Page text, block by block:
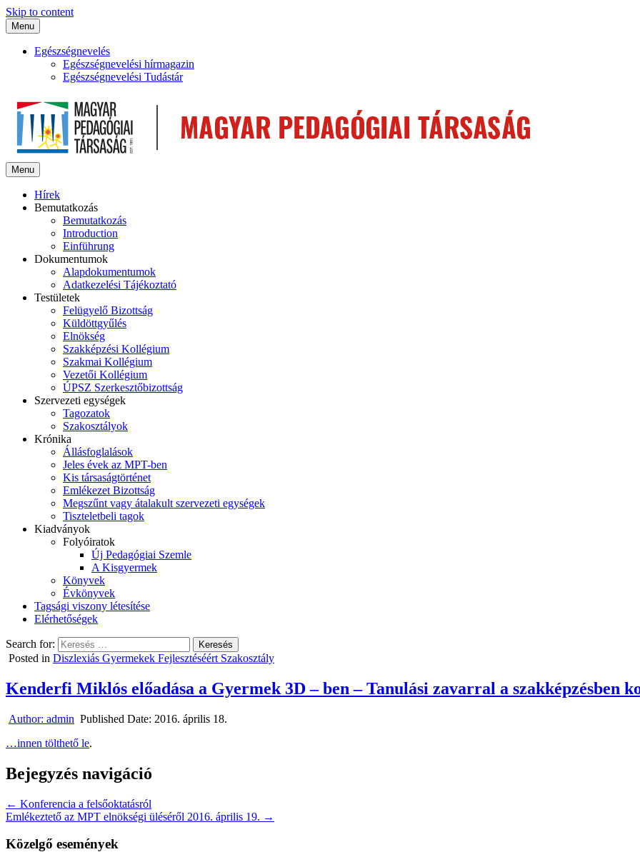
Skip to content
Menu
Egészségnevelés
Egészségnevelési hírmagazin
Egészségnevelési Tudástár
Menu
Hírek
Bemutatkozás
Bemutatkozás
Introduction
Einführung
Dokumentumok
Alapdokumentumok
Adatkezelési Tájékoztató
Testületek
Felügyelő Bizottság
Küldöttgyűlés
Elnökség
Szakképzési Kollégium
Szakmai Kollégium
Vezetői Kollégium
ÚPSZ Szerkesztőbizottság
Szervezeti egységek
Tagozatok
Szakosztályok
Krónika
Állásfoglalások
Jeles évek az MPT-ben
Kis társaságtörténet
Emlékezet Bizottság
Megszűnt vagy átalakult szervezeti egységek
Tiszteletbeli tagok
Kiadványok
Folyóiratok
Új Pedagógiai Szemle
A Kisgyermek
Könyvek
Évkönyvek
Tagsági viszony létesítése
Elérhetőségek
Search for:
Posted in Diszlexiás Gyermekek Fejlesztéséért Szakosztály
Kenderfi Miklós előadása a Gyermek 3D – ben – Tanulási zavarral a szakképzésben
Author: admin Published Date: 2016. április 18.
…innen tölthető le.
Bejegyzés navigáció
← Konferencia a felsőoktatásról
Emlékeztető az MPT elnökségi üléséről 2016. április 19. →
Közelgő események